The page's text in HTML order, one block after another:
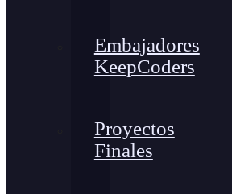
Embajadores
KeepCoders
Proyectos
Finales